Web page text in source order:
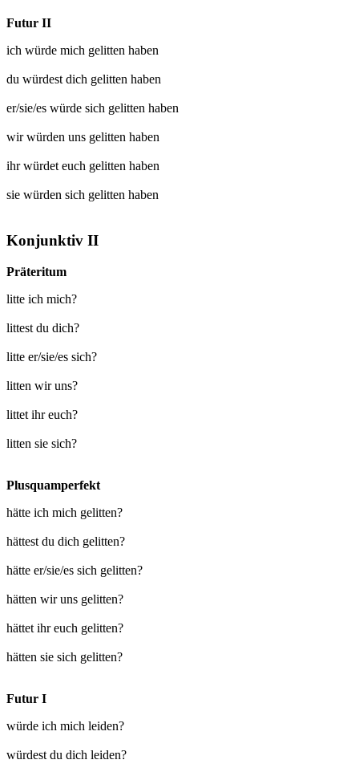
Futur II
ich würde mich gelitten haben
du würdest dich gelitten haben
er/sie/es würde sich gelitten haben
wir würden uns gelitten haben
ihr würdet euch gelitten haben
sie würden sich gelitten haben
Konjunktiv II
Präteritum
litte ich mich?
littest du dich?
litte er/sie/es sich?
litten wir uns?
littet ihr euch?
litten sie sich?
Plusquamperfekt
hätte ich mich gelitten?
hättest du dich gelitten?
hätte er/sie/es sich gelitten?
hätten wir uns gelitten?
hättet ihr euch gelitten?
hätten sie sich gelitten?
Futur I
würde ich mich leiden?
würdest du dich leiden?